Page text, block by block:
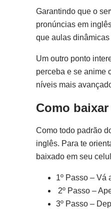
Garantindo que o
pronúncias em
que aulas
Um outro ponto
perceba e se anime
níveis mais
Como
Como todo padrão
inglês. Para te
baixado em seu
1º Passo – Vá
2º Passo –
3º Passo –